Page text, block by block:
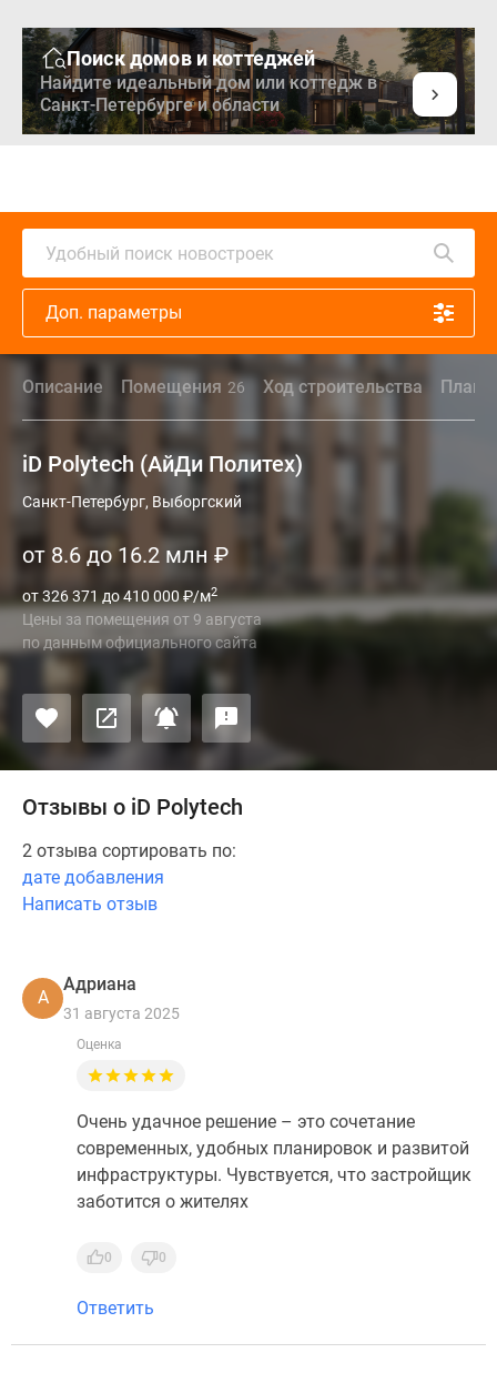
Поиск домов и коттеджей
Найдите идеальный дом или коттедж в
Санкт-Петербурге и области
Удобный поиск новостроек
Доп. параметры
Описание Помещения 26 Ход строительства
iD Polytech (АйДи Политех)
Санкт-Петербург, Выборгский
от 8.6 до 16.2 млн ₽
от 326 371 до 410 000₽/м2
Цены за помещения от 9 августа
по данным официального сайта
Отзывы о iD Polytech
2 отзыва сортировать по:
дате добавления
Написать отзыв
А
Адриана
31 августа 2025
Оценка
Очень удачное решение – это сочетание
современных, удобных планировок и развитой
инфраструктуры. Чувствуется, что застройщик
заботится о жителях
0 0
Ответить